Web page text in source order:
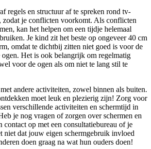
regels en structuur af te spreken rond tv-
zodat je conflicten voorkomt. Als conflicten
kan het helpen om een tijdje helemaal
Je kind zit het beste op ongeveer 40 cm
omdat te dichtbij zitten niet goed is voor de
Het is ook belangrijk om regelmatig
voor de ogen als om niet te lang stil te
andere activiteiten, zowel binnen als buiten.
moet leuk en plezierig zijn! Zorg voor
verschillende activiteiten en schermtijd in
je nog vragen of zorgen over schermen en
contact op met een consultatiebureau of je
niet dat jouw eigen schermgebruik invloed
doen graag na wat hun ouders doen!